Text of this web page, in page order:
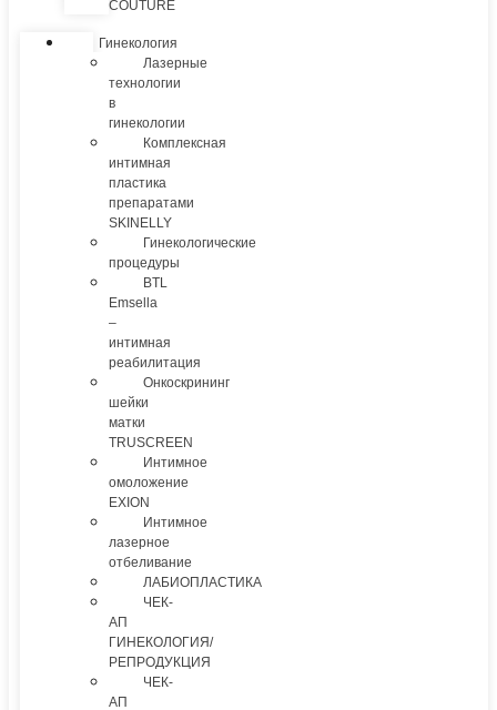
COUTURE
Гинекология
Лазерные
технологии
в
гинекологии
Комплексная
интимная
пластика
препаратами
SKINELLY
Гинекологические
процедуры
BTL
Emsella
–
интимная
реабилитация
Онкоскрининг
шейки
матки
TRUSCREEN
Интимное
омоложение
EXION
Интимное
лазерное
отбеливание
ЛАБИОПЛАСТИКА
ЧЕК-
АП
ГИНЕКОЛОГИЯ/
РЕПРОДУКЦИЯ
ЧЕК-
АП